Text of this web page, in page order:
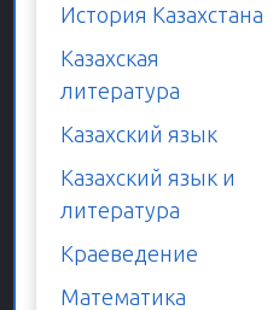
История Казахстана
Казахская
литература
Казахский язык
Казахский язык и
литература
Краеведение
Математика